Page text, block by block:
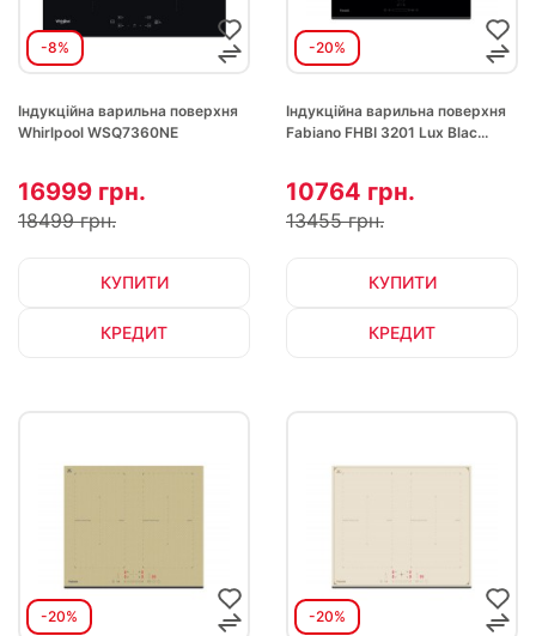
-8%
Індукційна варильна поверхня
Whirlpool WSQ7360NE
16999 грн.
18499 грн.
КУПИТИ
КРЕДИТ
-20%
Індукційна варильна поверхня
Fabiano FHBI 3201 Lux Blac...
10764 грн.
13455 грн.
КУПИТИ
КРЕДИТ
-20% -20%